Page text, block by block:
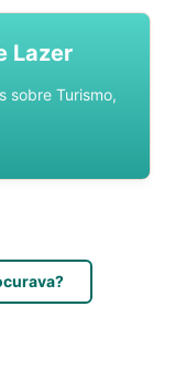
Lazer
sobre Turismo,